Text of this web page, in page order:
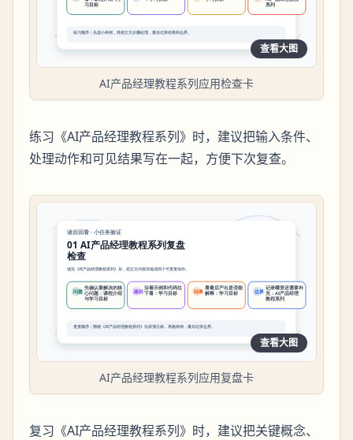
查看大图
AI产品经理教程系列应用检查卡
练习《AI产品经理教程系列》时，建议把输入条件、
处理动作和可见结果写在一起，方便下次复查。
查看大图
AI产品经理教程系列应用复盘卡
复习《AI产品经理教程系列》时，建议把关键概念、